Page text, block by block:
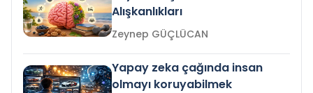
Alışkanlıkları
Zeynep GÜÇLÜCAN
Yapay zeka çağında insan
olmayı koruyabilmek